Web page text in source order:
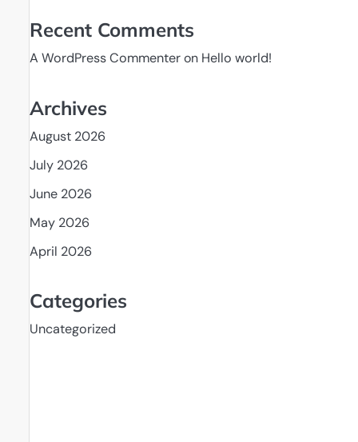
Recent Comments
A WordPress Commenteron Hello world!
Archives
August 2026
July 2026
June 2026
May 2026
April 2026
Categories
Uncategorized